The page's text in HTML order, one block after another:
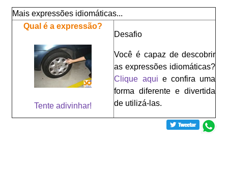
Mais expressões idiomáticas...
Qual é a expressão?
Tente adivinhar!
Desafio
Você é capaz de descobrir
as expressões idiomáticas?
Clique aqui e confira uma
forma diferente e divertida
de utilizá-las.